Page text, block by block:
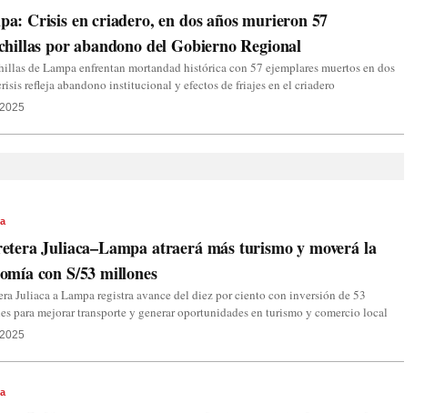
Crisis en criadero, en dos años murieron 57
por abandono del Gobierno Regional
de Lampa enfrentan mortandad histórica con 57 ejemplares muertos en dos
refleja abandono institucional y efectos de friajes en el criadero
Juliaca–Lampa atraerá más turismo y moverá la
con S/53 millones
Juliaca a Lampa registra avance del diez por ciento con inversión de 53
para mejorar transporte y generar oportunidades en turismo y comercio local